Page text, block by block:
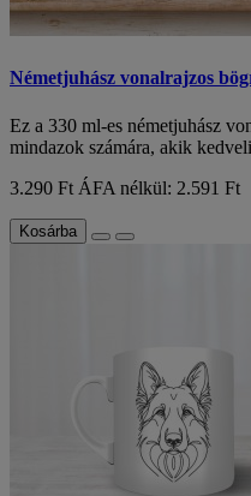
Németjuhász vonalrajzos
Ez a 330 ml-es németjuhász
mindazok számára, akik
3.290 Ft ÁFA nélkül: 2.591 Ft
Kosárba